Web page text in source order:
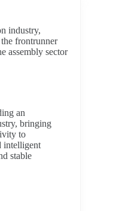
industry,
the frontrunner
assembly sector
an
bringing
to
intelligent
stable